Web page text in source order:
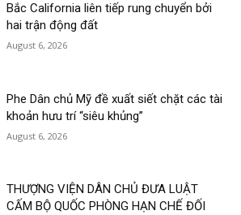
Bắc California liên tiếp rung chuyển bởi
hai trận động đất
August 6, 2026
Phe Dân chủ Mỹ đề xuất siết chặt các tài
khoản hưu trí “siêu khủng”
August 6, 2026
THƯỢNG VIỆN DÂN CHỦ ĐƯA LUẬT
CẤM BỘ QUỐC PHÒNG HẠN CHẾ ĐỐI